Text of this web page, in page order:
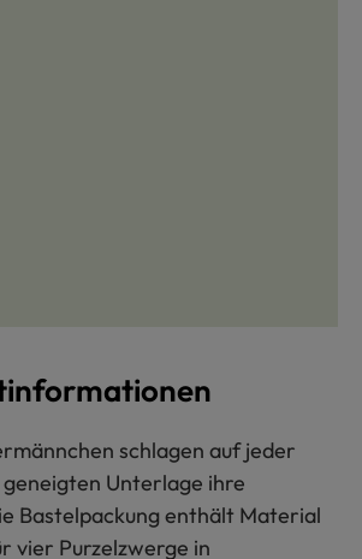
schlagen auf jeder
Unterlage ihre
Bastelpackung enthält Material
vier Purzelzwerge in